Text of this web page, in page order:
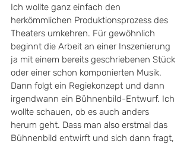
Ich wollte ganz einfach den
herkömmlichen Produktionsprozess des
Theaters umkehren. Für gewöhnlich
beginnt die Arbeit an einer Inszenierung
ja mit einem bereits geschriebenen Stück
oder einer schon komponierten Musik.
Dann folgt ein Regiekonzept und dann
irgendwann ein Bühnenbild-Entwurf. Ich
wollte schauen, ob es auch anders
herum geht. Dass man also erstmal das
Bühnenbild entwirft und sich dann fragt,